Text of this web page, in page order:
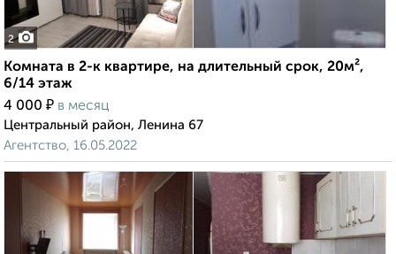
2
Комната в 2-к квартире, на длительный срок, 20м²,
6/14 этаж
4 000 ₽ в месяц
Центральный район, Ленина 67
Агентство, 16.05.2022